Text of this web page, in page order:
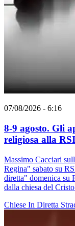
07/08/2026 - 6:16
8-9 agosto. Gli
religiosa alla RSI
Massimo Cacciari
Regina" sabato su
diretta" domenica su
dalla chiesa del
Chiese In Diretta